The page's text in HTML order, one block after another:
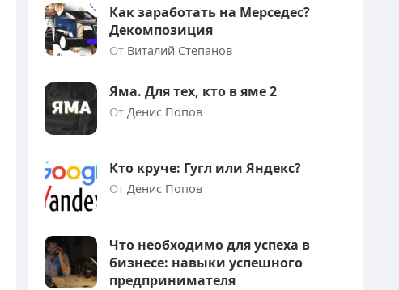
Как заработать на Мерседес?
Декомпозиция
От Виталий Степанов
Яма. Для тех, кто в яме 2
От Денис Попов
Кто круче: Гугл или Яндекс?
От Денис Попов
Что необходимо для успеха в
бизнесе: навыки успешного
предпринимателя